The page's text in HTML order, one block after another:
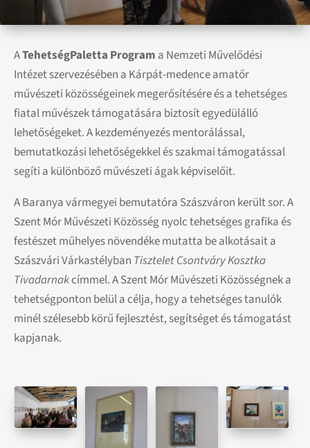
ATehetségPaletta Program a Nemzeti Művelődési
Intézet szervezésében a Kárpát-medence amatőr
művészeti közösségeinek megerősítésére és a tehetséges
fiatal művészek támogatására biztosít egyedülálló
lehetőségeket. A kezdeményezés mentorálással,
bemutatkozási lehetőségekkel és szakmai támogatással
segíti a különböző művészeti ágak képviselőit.
A Baranya vármegyei bemutatóra Szászváron került sor. A
Szent Mór Művészeti Közösség nyolc tehetséges grafika és
festészet műhelyes növendéke mutatta be alkotásait a
Szászvári Várkastélyban Tisztelet Csontváry Kosztka
Tivadarnakcímmel. A Szent Mór Művészeti Közösségnek a
tehetségponton belül a célja, hogy a tehetséges tanulók
minél szélesebb körű fejlesztést, segítséget és támogatást
kapjanak.